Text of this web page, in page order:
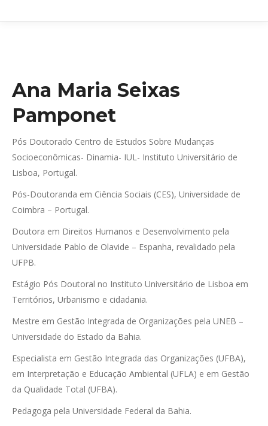
Ana Maria Seixas
Pamponet
Pós Doutorado Centro de Estudos Sobre Mudanças
Socioeconômicas- Dinamia- IUL- Instituto Universitário de
Lisboa, Portugal.
Pós-Doutoranda em Ciência Sociais (CES), Universidade de
Coimbra – Portugal.
Doutora em Direitos Humanos e Desenvolvimento pela
Universidade Pablo de Olavide – Espanha, revalidado pela
UFPB.
Estágio Pós Doutoral no Instituto Universitário de Lisboa em
Territórios, Urbanismo e cidadania.
Mestre em Gestão Integrada de Organizações pela UNEB –
Universidade do Estado da Bahia.
Especialista em Gestão Integrada das Organizações (UFBA),
em Interpretação e Educação Ambiental (UFLA) e em Gestão
da Qualidade Total (UFBA).
Pedagoga pela Universidade Federal da Bahia.